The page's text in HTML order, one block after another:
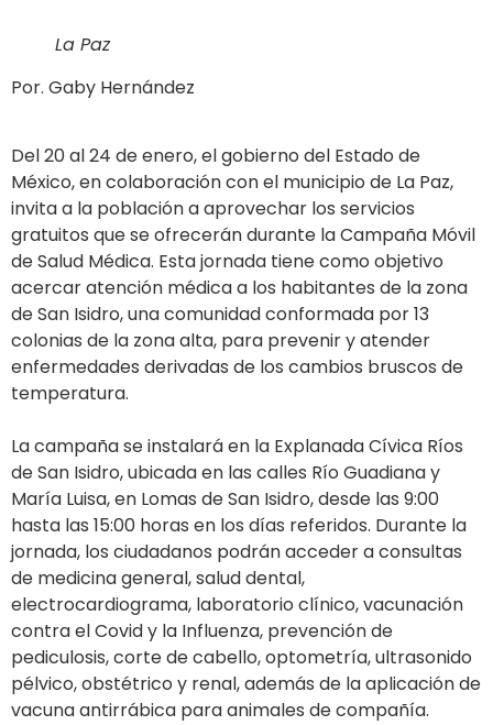
La Paz
Por. Gaby Hernández
Del 20 al 24 de enero, el gobierno del Estado de
México, en colaboración con el municipio de La Paz,
invita a la población a aprovechar los servicios
gratuitos que se ofrecerán durante la Campaña Móvil
de Salud Médica. Esta jornada tiene como objetivo
acercar atención médica a los habitantes de la zona
de San Isidro, una comunidad conformada por 13
colonias de la zona alta, para prevenir y atender
enfermedades derivadas de los cambios bruscos de
temperatura.
La campaña se instalará en la Explanada Cívica Ríos
de San Isidro, ubicada en las calles Río Guadiana y
María Luisa, en Lomas de San Isidro, desde las 9:00
hasta las 15:00 horas en los días referidos. Durante la
jornada, los ciudadanos podrán acceder a consultas
de medicina general, salud dental,
electrocardiograma, laboratorio clínico, vacunación
contra el Covid y la Influenza, prevención de
pediculosis, corte de cabello, optometría, ultrasonido
pélvico, obstétrico y renal, además de la aplicación de
vacuna antirrábica para animales de compañía.